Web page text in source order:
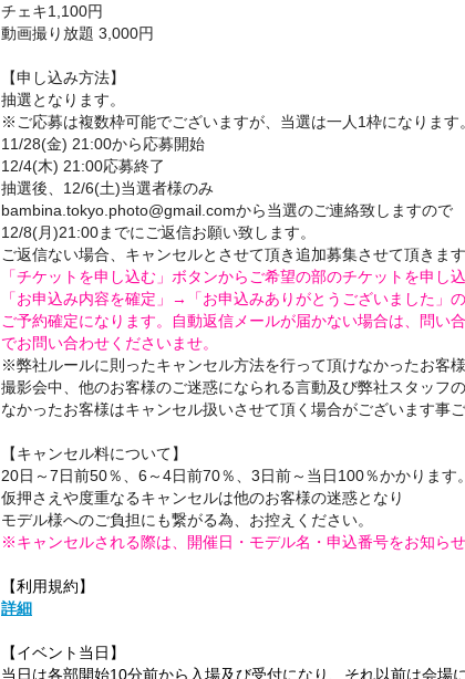
チェキ1,100円
動画撮り放題 3,000円
【申し込み方法】
抽選となります。
※ご応募は複数枠可能でございますが、当選は一人1枠になります。
11/28(金) 21:00から応募開始
12/4(木) 21:00応募終了
抽選後、12/6(土)当選者様のみ
bambina.tokyo.photo@gmail.comから当選のご連絡致しますので
12/8(月)21:00までにご返信お願い致します。
ご返信ない場合、キャンセルとさせて頂き追加募集させて頂きます
「チケットを申し込む」ボタンからご希望の部のチケットを申し込
「お申込み内容を確定」→「お申込みありがとうございました」
ご予約確定になります。自動返信メールが届かない場合は、問い
でお問い合わせくださいませ。
※弊社ルールに則ったキャンセル方法を行って頂けなかったお客様
撮影会中、他のお客様のご迷惑になられる言動及び弊社スタッフ
なかったお客様はキャンセル扱いさせて頂く場合がございます事ご
【キャンセル料について】
20日～7日前50％、6～4日前70％、3日前～当日100％かかります
仮押さえや度重なるキャンセルは他のお客様の迷惑となり
モデル様へのご負担にも繋がる為、お控えください。
※キャンセルされる際は、開催日・モデル名・申込番号をお知らせ
【利用規約】
詳細
【イベント当日】
当日は各部開始10分前から入場及び受付になり、それ以前は会場